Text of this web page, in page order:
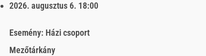
2026. augusztus 6. 18:00
Esemény: Házi csoport
Mezőtárkány